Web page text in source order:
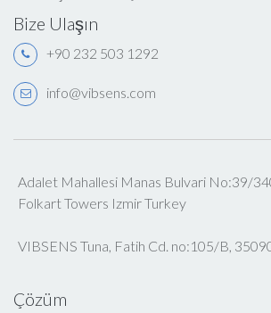
Bize Ulaşın
+90 232 503 1292
info@vibsens.com
Adalet Mahallesi Manas Bulvari No:39/
Folkart Towers Izmir Turkey
VIBSENS Tuna, Fatih Cd. no:105/B,
Çözüm